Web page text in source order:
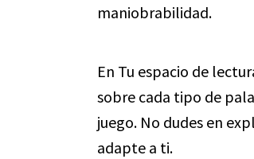
maniobrabilidad.
En Tu espacio de
sobre cada tipo de
juego. No dudes en
adapte a ti.